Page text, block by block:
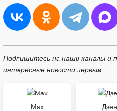
Подпишитесь на наши каналы и
интересные новости первым
Max Дзен